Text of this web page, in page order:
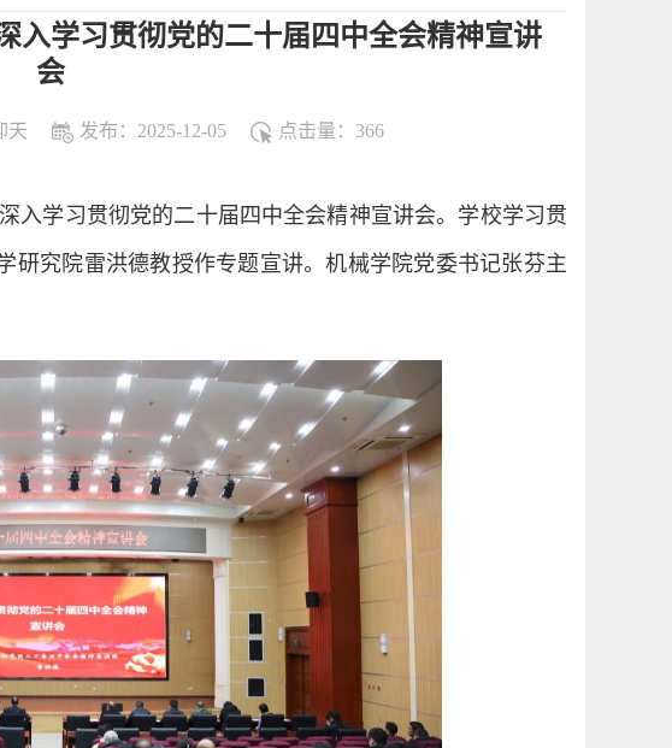
入学习贯彻党的二十届四中全会精神宣讲
会
天 发布：2025-12-05 点击量： 366
入学习贯彻党的二十届四中全会精神宣讲会。学校学习贯
研究院雷洪德教授作专题宣讲。机械学院党委书记张芬主